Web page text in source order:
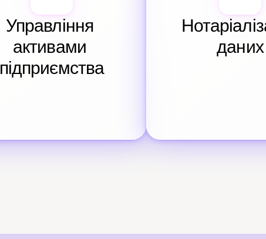
Управління
активами
підприємства
даних